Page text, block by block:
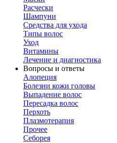
Расчески
Шампуни
Средства для ухода
Типы волос
Уход
Витамины
Лечение и диагностика
Вопросы и ответы
Алопеция
Болезни кожи головы
Выпадение волос
Пересадка волос
Перхоть
Плазмотерапия
Прочее
Себорея